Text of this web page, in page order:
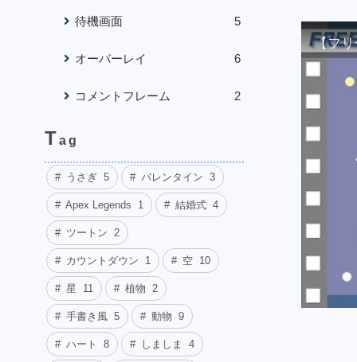
【フ
待機画面 5
オーバーレイ 6
コメントフレーム 2
Tag
うさぎ 5 バレンタイン 3
Apex Legends 1 結婚式 4
ツートン 2
カウントダウン 1 空 10
星 11 植物 2
手書き風 5 動物 9
ハート 8 しましま 4